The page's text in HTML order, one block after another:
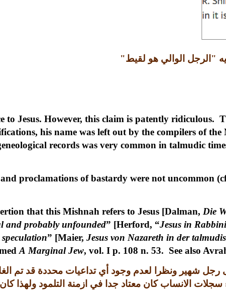
" الرجل الوالي هو لقيط"
to Jesus. However, this claim is patently
his name was left out by the compilers of
records was very common in talmudic
proclamations of bastardy were not uncommon
that this Mishnah refers to Jesus [Dalman, Die
and probably unfounded” [Herford, “Jesus in
” [Maier, Jesus von Nazareth in der
A Marginal Jew, vol. I p. 108 n. 53. See also
رجل شهير ونظرا لعدم وجود أي تداعيات محددة قد تم
سجلات الانساب كان معتاد جدا في ازمنة التلمود ولهذا